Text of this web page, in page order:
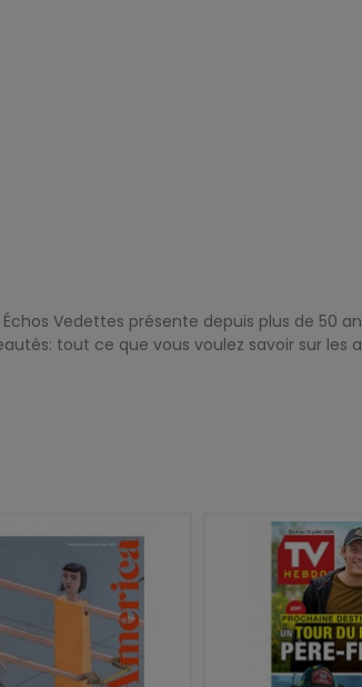
Vedettes présente depuis plus de 50
tout ce que vous voulez savoir sur les